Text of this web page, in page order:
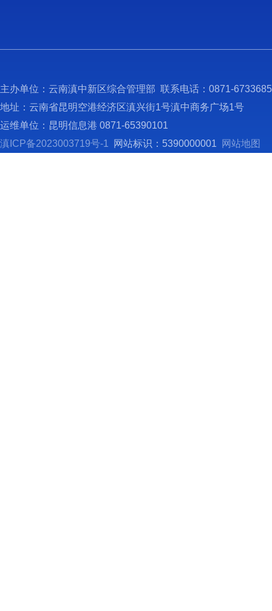
主办单位：云南滇中新区综合管理部 联系电话：0871-
地址：云南省昆明空港经济区滇兴街1号滇中商务广场1号
运维单位：昆明信息港 0871-65390101
滇ICP备2023003719号-1
网站标识：5390000001 网站地图